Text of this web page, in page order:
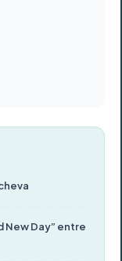
New Day” entre